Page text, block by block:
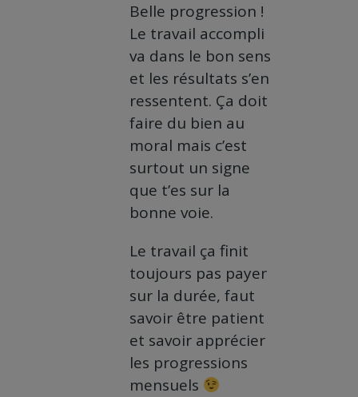
Belle progression !
Le travail accompli
va dans le bon sens
et les résultats s’en
ressentent. Ça doit
faire du bien au
moral mais c’est
surtout un signe
que t’es sur la
bonne voie.
Le travail ça finit
toujours pas payer
sur la durée, faut
savoir être patient
et savoir apprécier
les progressions
mensuels